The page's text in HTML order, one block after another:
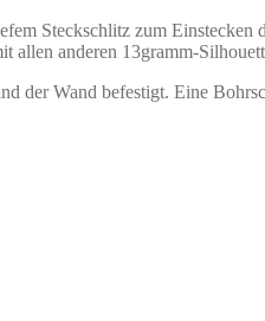
Steckschlitz zum
allen anderen 13gramm-
der Wand befestigt. Eine